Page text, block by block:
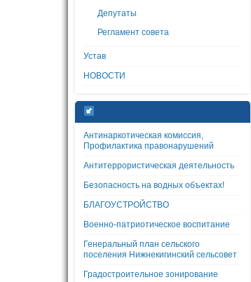
Депутаты
Регламент совета
Устав
НОВОСТИ
Антинаркотическая комиссия,
Профилактика правонарушений
Антитеррористическая деятельность
Безопасность на водных объектах!
БЛАГОУСТРОЙСТВО
Военно-патриотическое воспитание
Генеральный план сельского
поселения Нижнекигинский сельсовет
Градостроительное зонирование